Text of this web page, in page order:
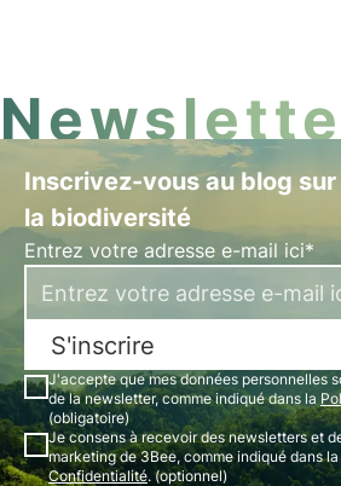
Inscrivez-vous au blog
la biodiversité
Entrez votre adresse e-mail ici*
S'inscrire
J'accepte que mes données personnelles
de la newsletter, comme indiqué dans la
(obligatoire)
Je consens à recevoir des newsletters et
marketing de 3Bee, comme indiqué dans la
Confidentialité. (optionnel)